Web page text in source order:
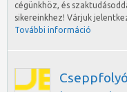
cégünkhöz, és
sikereinkhez! Várjuk
További információ